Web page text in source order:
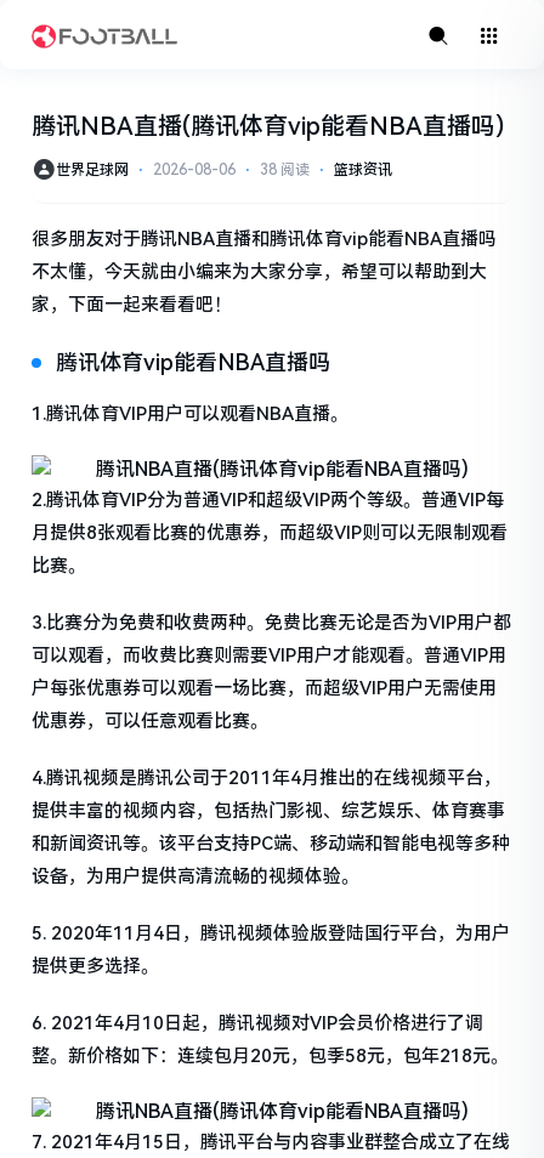
腾讯NBA直播(腾讯体育vip能看NBA直播吗)
世界足球网 ⋅ 2026-08-06 ⋅ 38 阅读 ⋅ 篮球资讯
很多朋友对于腾讯NBA直播和腾讯体育vip能看NBA直播吗
不太懂，今天就由小编来为大家分享，希望可以帮助到大
家，下面一起来看看吧！
腾讯体育vip能看NBA直播吗
1.腾讯体育VIP用户可以观看NBA直播。
2.腾讯体育VIP分为普通VIP和超级VIP两个等级。普通VIP每
月提供8张观看比赛的优惠券，而超级VIP则可以无限制观看
比赛。
3.比赛分为免费和收费两种。免费比赛无论是否为VIP用户都
可以观看，而收费比赛则需要VIP用户才能观看。普通VIP用
户每张优惠券可以观看一场比赛，而超级VIP用户无需使用
优惠券，可以任意观看比赛。
4.腾讯视频是腾讯公司于2011年4月推出的在线视频平台，
提供丰富的视频内容，包括热门影视、综艺娱乐、体育赛事
和新闻资讯等。该平台支持PC端、移动端和智能电视等多种
设备，为用户提供高清流畅的视频体验。
5. 2020年11月4日，腾讯视频体验版登陆国行平台，为用户
提供更多选择。
6. 2021年4月10日起，腾讯视频对VIP会员价格进行了调
整。新价格如下：连续包月20元，包季58元，包年218元。
7. 2021年4月15日，腾讯平台与内容事业群整合成立了在线